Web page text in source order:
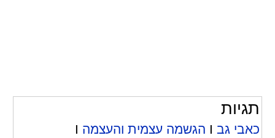
תגיות
כאבי גב הגשמה עצמית והעצמה